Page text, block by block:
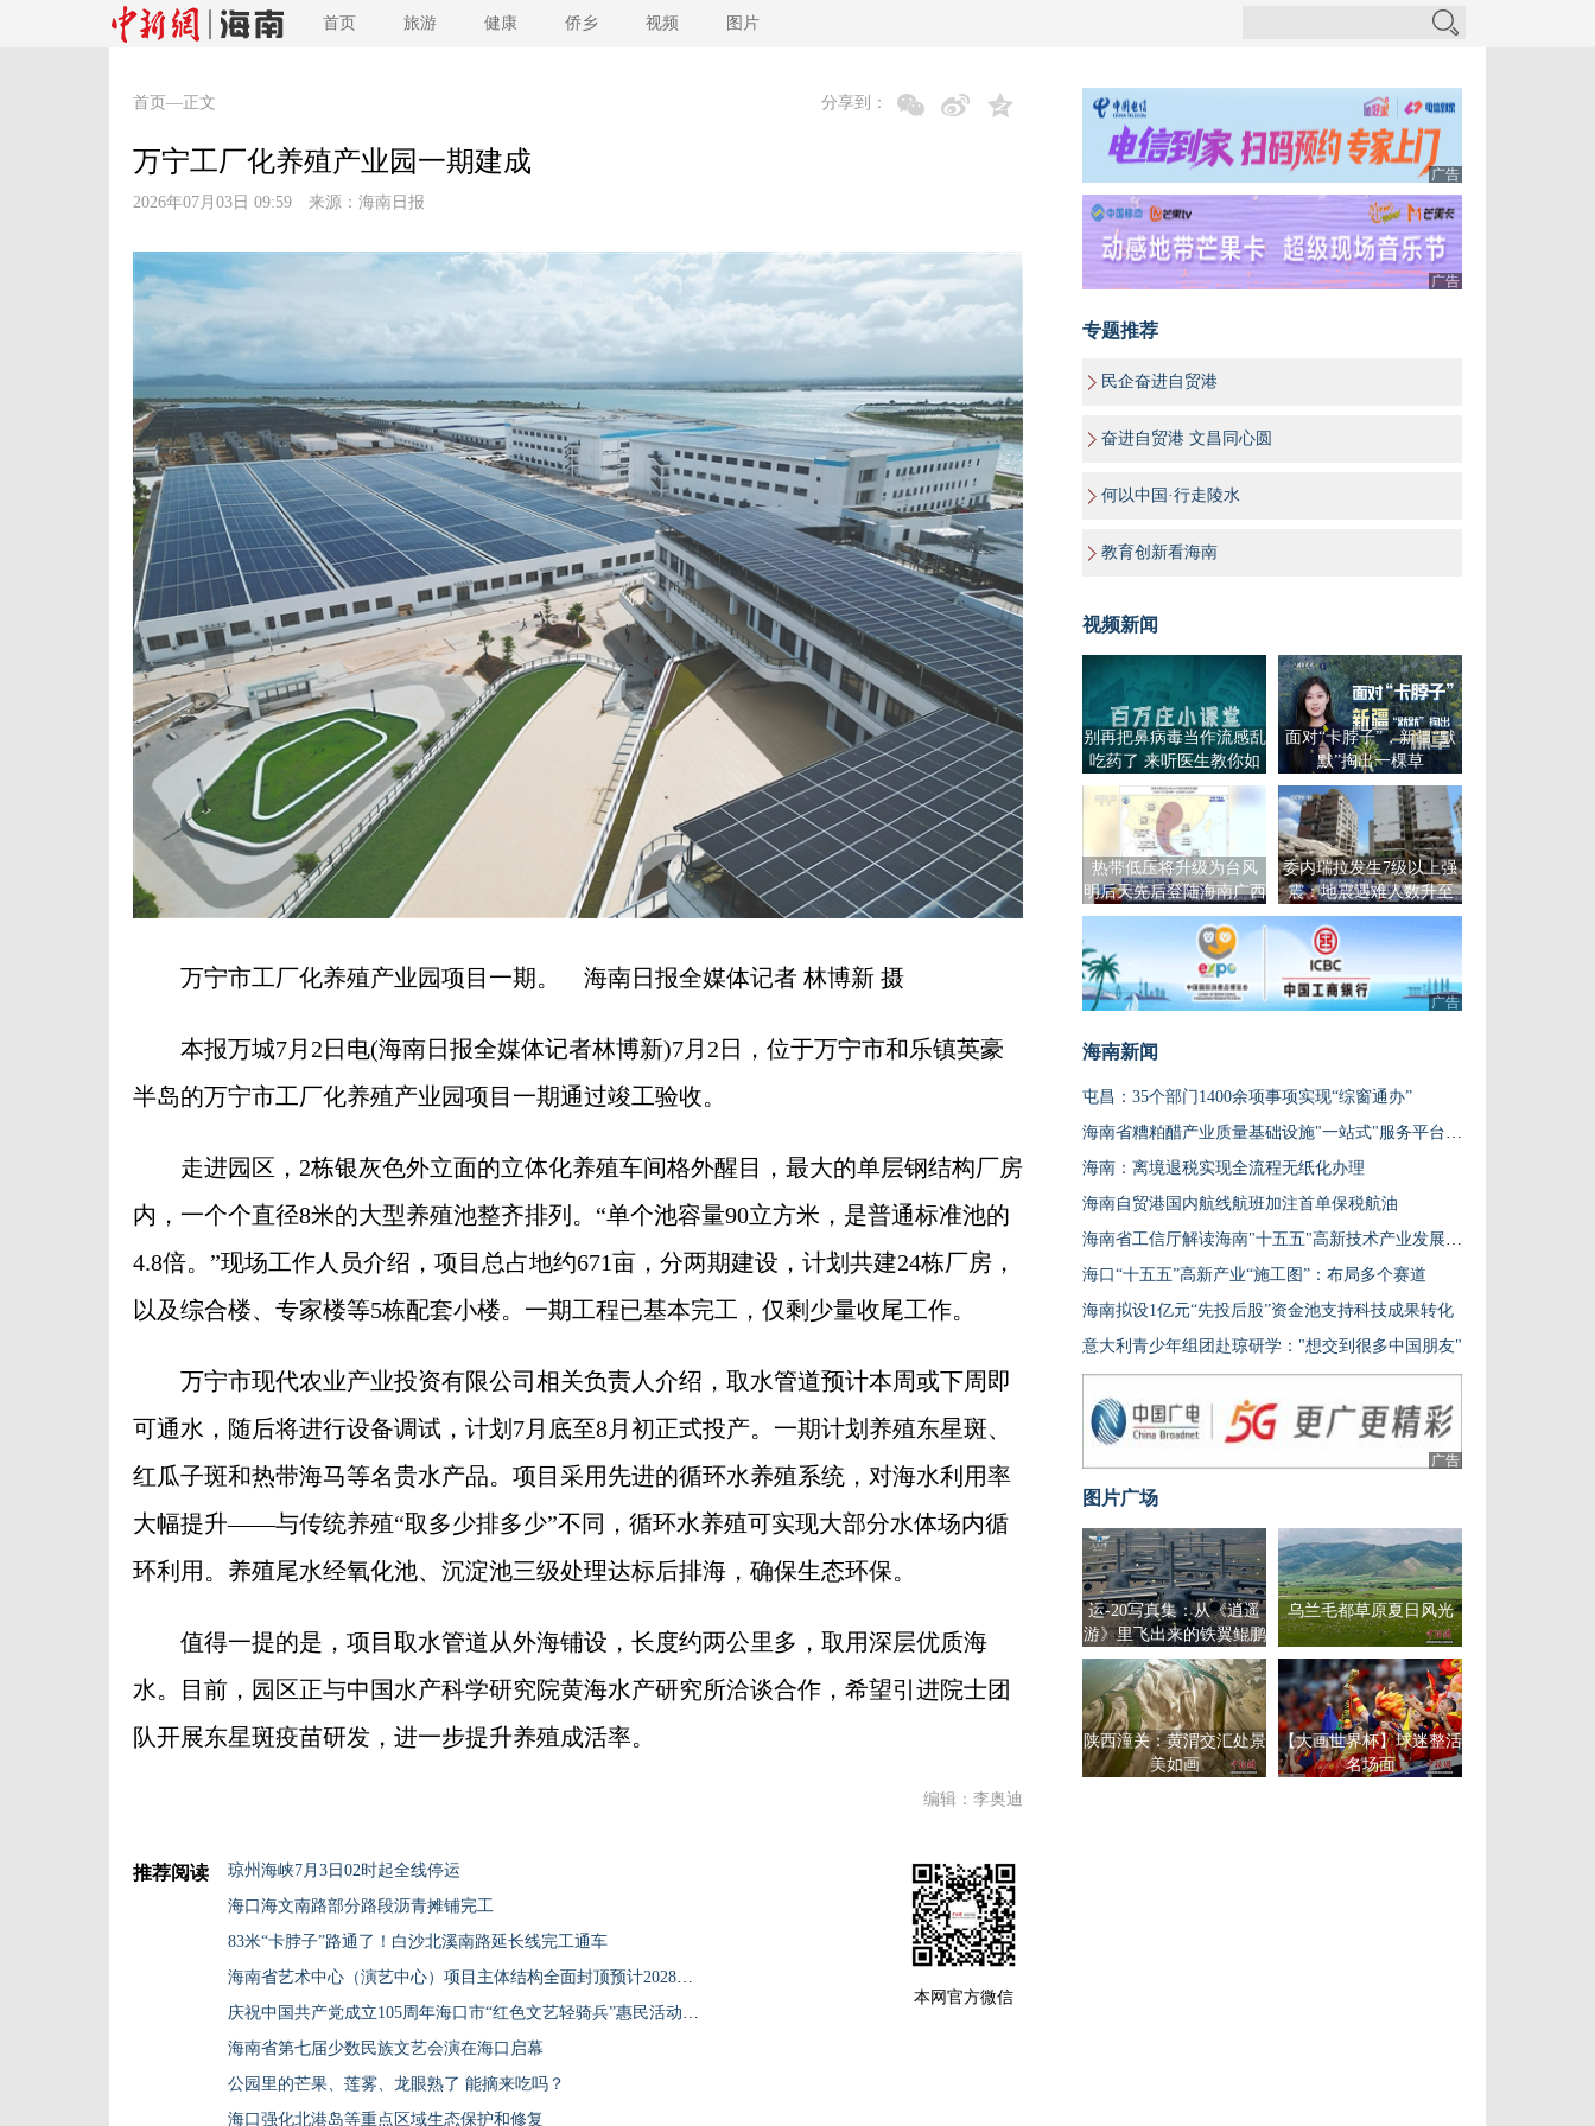
首页 旅游 健康 侨乡 视频 图片
首页 —正文 分享到：
万宁工厂化养殖产业园一期建成
2026年07月03日 09:59 来源： 海南日报
万宁市工厂化养殖产业园项目一期。 海南日报全媒体记者 林博新 摄
本报万城7月2日电(海南日报全媒体记者林博新)7月2日，位于万宁市和乐镇英豪
半岛的万宁市工厂化养殖产业园项目一期通过竣工验收。
走进园区，2栋银灰色外立面的立体化养殖车间格外醒目，最大的单层钢结构厂房
内，一个个直径8米的大型养殖池整齐排列。“单个池容量90立方米，是普通标准池的
4.8倍。”现场工作人员介绍，项目总占地约671亩，分两期建设，计划共建24栋厂房，
以及综合楼、专家楼等5栋配套小楼。一期工程已基本完工，仅剩少量收尾工作。
万宁市现代农业产业投资有限公司相关负责人介绍，取水管道预计本周或下周即
可通水，随后将进行设备调试，计划7月底至8月初正式投产。一期计划养殖东星斑、
红瓜子斑和热带海马等名贵水产品。项目采用先进的循环水养殖系统，对海水利用率
大幅提升——与传统养殖“取多少排多少”不同，循环水养殖可实现大部分水体场内循
环利用。养殖尾水经氧化池、沉淀池三级处理达标后排海，确保生态环保。
值得一提的是，项目取水管道从外海铺设，长度约两公里多，取用深层优质海
水。目前，园区正与中国水产科学研究院黄海水产研究所洽谈合作，希望引进院士团
队开展东星斑疫苗研发，进一步提升养殖成活率。
编辑：李奥迪
推荐阅读
琼州海峡7月3日02时起全线停运
海口海文南路部分路段沥青摊铺完工
83米“卡脖子”路通了！白沙北溪南路延长线完工通车
海南省第七届少数民族文艺会演在海口启幕
公园里的芒果、莲雾、龙眼熟了 能摘来吃吗？
海口强化北港岛等重点区域生态保护和修复
本网官方微信
广告
广告
专题推荐
民企奋进自贸港
奋进自贸港 文昌同心圆
何以中国·行走陵水
教育创新看海南
视频新闻
别再把鼻病毒当作流感乱
吃药了 来听医生教你如
何防治
面对“卡脖子”，新疆“默
默”掏出一棵草
热带低压将升级为台风
明后天先后登陆海南广西
委内瑞拉发生7级以上强
震：地震遇难人数升至
2295人
广告
海南新闻
屯昌：35个部门1400余项事项实现“综窗通办”
海南省糟粕醋产业质量基础设施"一站式"服务平台揭牌
海南：离境退税实现全流程无纸化办理
海南自贸港国内航线航班加注首单保税航油
海南省工信厅解读海南"十五五"高新技术产业发展规划
海口“十五五”高新产业“施工图”：布局多个赛道
海南拟设1亿元“先投后股”资金池支持科技成果转化
意大利青少年组团赴琼研学："想交到很多中国朋友"
广告
图片广场
运-20写真集：从《逍遥
游》里飞出来的铁翼鲲鹏
乌兰毛都草原夏日风光
陕西潼关：黄渭交汇处景
美如画
【大画世界杯】球迷整活
名场面